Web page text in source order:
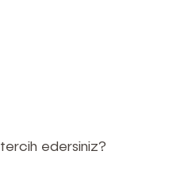
tercih edersiniz?